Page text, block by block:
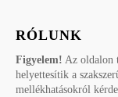
RÓLUNK
Figyelem! Az oldalon
helyettesítik a
mellékhatásokról